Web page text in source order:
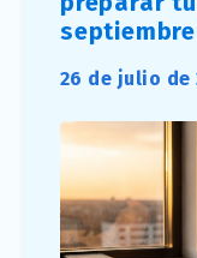
septiembre
26 de julio de